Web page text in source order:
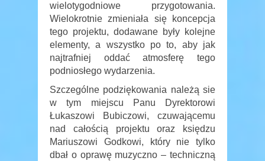
wielotygodniowe przygotowania.
Wielokrotnie zmieniała się koncepcja
tego projektu, dodawane były kolejne
elementy, a wszystko po to, aby jak
najtrafniej oddać atmosferę tego
podniosłego wydarzenia.
Szczególne podziękowania należą sie
w tym miejscu Panu Dyrektorowi
Łukaszowi Bubiczowi, czuwającemu
nad całością projektu oraz księdzu
Mariuszowi Godkowi, który nie tylko
dbał o oprawę muzyczno – techniczną